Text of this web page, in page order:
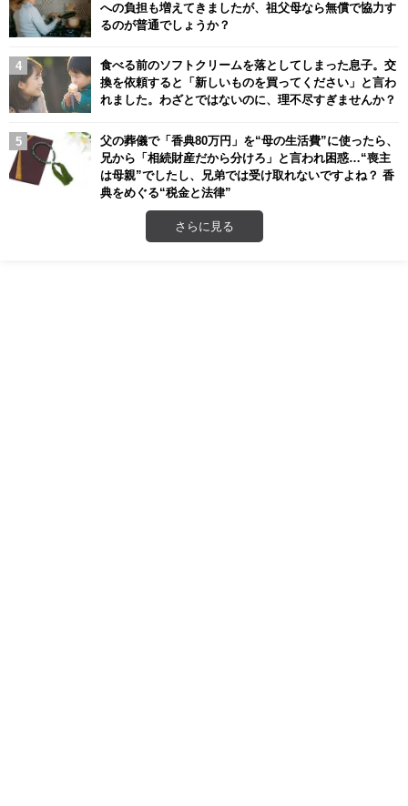
への負担も増えてきましたが、祖父母なら無償で協力す
るのが普通でしょうか？
食べる前のソフトクリームを落としてしまった息子。交
換を依頼すると「新しいものを買ってください」と言わ
れました。わざとではないのに、理不尽すぎませんか？
父の葬儀で「香典80万円」を“母の生活費”に使ったら、
兄から「相続財産だから分けろ」と言われ困惑…“喪主
は母親”でしたし、兄弟では受け取れないですよね？ 香
典をめぐる“税金と法律”
さらに見る